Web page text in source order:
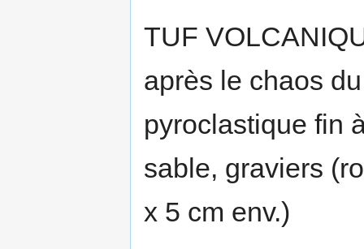
TUF
après le chaos
pyroclastique fin
sable, graviers
x 5 cm env.)